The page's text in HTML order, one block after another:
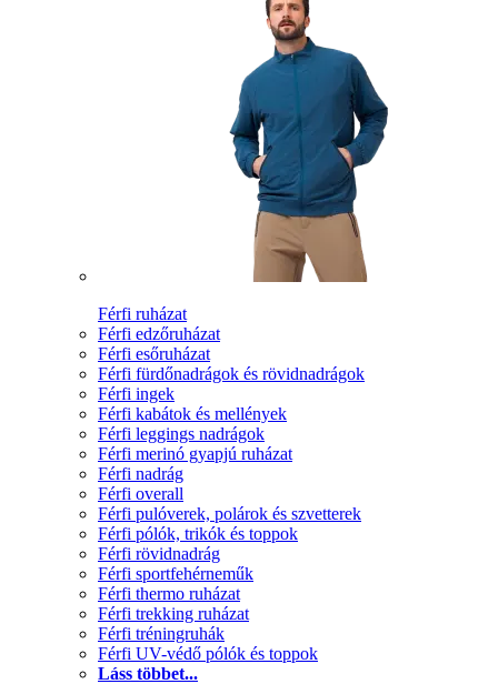
Férfi ruházat
Férfi edzőruházat
Férfi esőruházat
Férfi fürdőnadrágok és rövidnadrágok
Férfi ingek
Férfi kabátok és mellények
Férfi leggings nadrágok
Férfi merinó gyapjú ruházat
Férfi nadrág
Férfi overall
Férfi pulóverek, polárok és szvetterek
Férfi pólók, trikók és toppok
Férfi rövidnadrág
Férfi sportfehérneműk
Férfi thermo ruházat
Férfi trekking ruházat
Férfi tréningruhák
Férfi UV-védő pólók és toppok
Láss többet...